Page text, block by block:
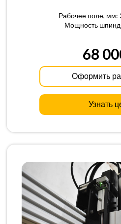
Рабочее поле, мм:
Мощность
68
Оформить
Узнать